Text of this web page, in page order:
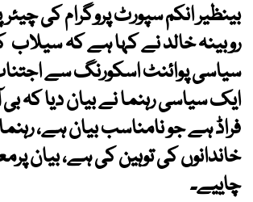
بینظیر انکم سپورٹ پروگرام کی
روبینہ خالد نے کہا ہے کہ سیلاب
سیاسی پوائنٹ اسکورنگ سے
ایک سیاسی رہنما نے بیان دیا کہ
فراڈ ہے جو نامناسب بیان ہے،
خاندانوں کی توہین کی ہے، بیان
چاییے۔